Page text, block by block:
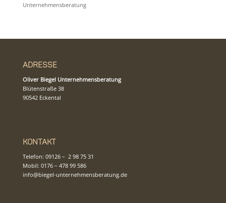
Unternehmensberatung
Adresse
Oliver Biegel Unternehmensberatung
Blütenstraße 38
90542 Eckental
Kontakt
Telefon: 09126 – 2 98 75 31
Mobil: 0176 – 478 99 586
info@biegel-unternehmensberatung.de